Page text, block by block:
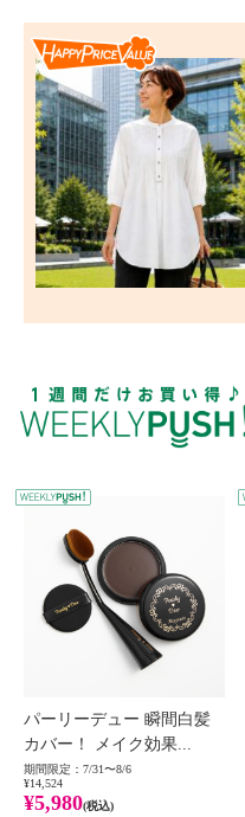
パーリーデュー 瞬間白髪
カバー！ メイク効果...
期間限定：7/31〜8/6
¥14,524
¥5,980(税込)